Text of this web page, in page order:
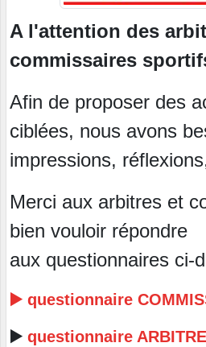
A l'attention des
commissaires
Afin de proposer des
ciblées, nous avons
impressions,
Merci aux arbitres et
bien vouloir répondre
aux questionnaires ci-
▶️ questionnaire
▶️ questionnaire